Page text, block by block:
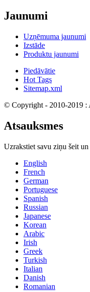
Jaunumi
Uzņēmuma jaunumi
Izstāde
Produktu jaunumi
Piedāvātie
Hot Tags
Sitemap.xml
© Copyright - 2010-2019 :
Atsauksmes
Uzrakstiet savu ziņu šeit
English
French
German
Portuguese
Spanish
Russian
Japanese
Korean
Arabic
Irish
Greek
Turkish
Italian
Danish
Romanian